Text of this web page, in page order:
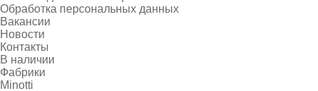
Обработка персональных данных
Вакансии
Новости
Контакты
В наличии
Фабрики
Minotti